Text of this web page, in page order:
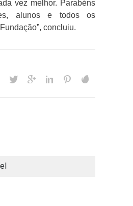
vez melhor. Parabéns
alunos e todos os
concluiu.